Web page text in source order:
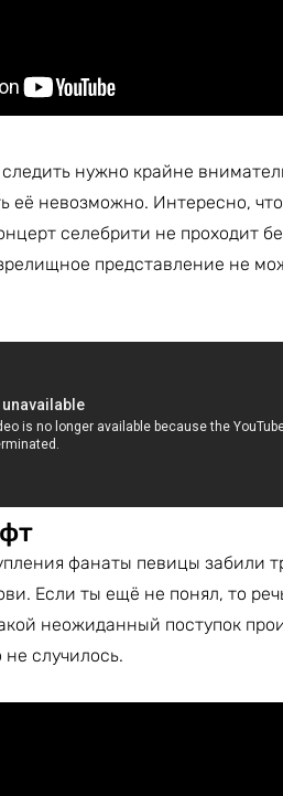
следить нужно крайне
её невозможно. Интересно,
селебрити не проходит
представление не
фанаты певицы забили
Если ты ещё не понял, то
неожиданный поступок
не случилось.